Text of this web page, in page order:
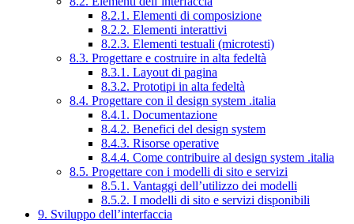
8.2.1. Elementi di composizione
8.2.2. Elementi interattivi
8.2.3. Elementi testuali (microtesti)
8.3. Progettare e costruire in alta fedeltà
8.3.1. Layout di pagina
8.3.2. Prototipi in alta fedeltà
8.4. Progettare con il design system .italia
8.4.1. Documentazione
8.4.2. Benefici del design system
8.4.3. Risorse operative
8.4.4. Come contribuire al design system .italia
8.5. Progettare con i modelli di sito e servizi
8.5.1. Vantaggi dell’utilizzo dei modelli
8.5.2. I modelli di sito e servizi disponibili
9. Sviluppo dell’interfaccia